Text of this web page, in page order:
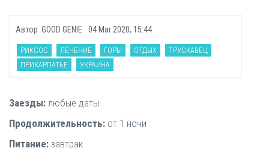
Автор GOOD GENIE 04 Mar 2020, 15:44
РИКСОС ЛЕЧЕНИЕ ГОРЫ ОТДЫХ
ТРУСКАВЕЦ
ПРИКАРПАТЬЕ
УКРАИНА
Заезды: любые даты
Продолжительность: от 1 ночи
Питание: завтрак